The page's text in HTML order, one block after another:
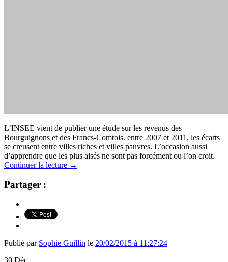
L’INSEE vient de publier une étude sur les revenus des
Bourguignons et des Francs-Comtois. entre 2007 et 2011, les écarts
se creusent entre villes riches et villes pauvres. L’occasion aussi
d’apprendre que les plus aisés ne sont pas forcément ou l’on croit.
Continuer la lecture →
Partager :
Publié par Sophie Guillin le 20/02/2015 à 11:27:24
30 Déc